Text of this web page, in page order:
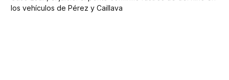
los vehículos de Pérez y Caillava